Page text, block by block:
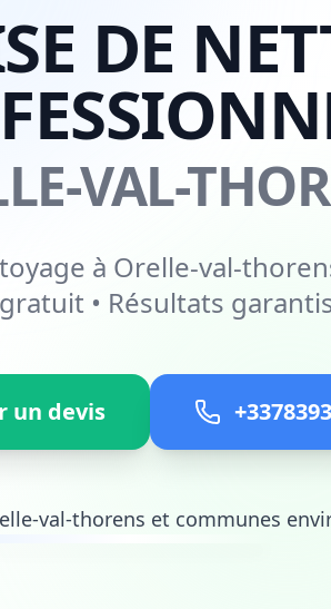
DE
VAL-
à Orelle-val-
• Résultats
un devis
val-thorens et communes